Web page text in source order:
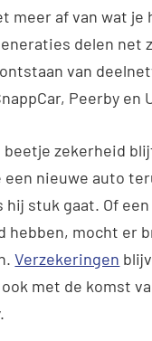
meer af van wat je
delen net
van
Peerby en
beetje zekerheid
een nieuwe auto
hij stuk gaat. Of
hebben, mocht er
Verzekeringen
met de komst